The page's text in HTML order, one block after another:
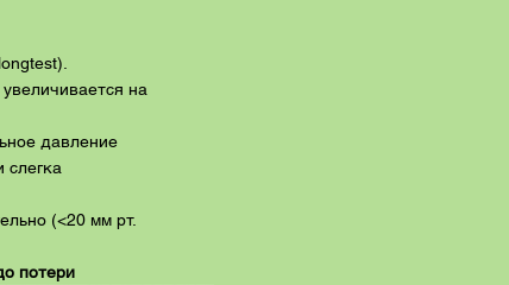
на
давление
слегка
(<20 мм рт.
потери